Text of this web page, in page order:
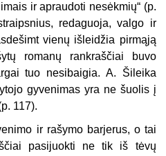
ir apraudoti nesėkmių“ (p.
redaguoja, valgo ir
vienų išleidžia pirmąją
romanų rankraščiai buvo
tuo nesibaigia. A. Šileika
gyvenimas yra ne šuolis į
117).
ir rašymo barjerus, o tai
pasijuokti ne tik iš tėvų